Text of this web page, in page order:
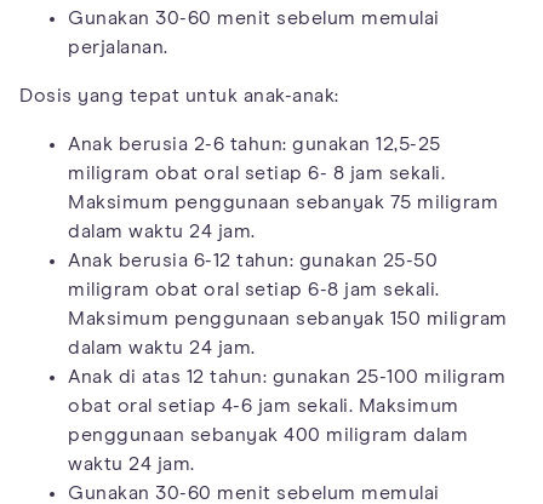
Gunakan 30-60 menit sebelum memulai
perjalanan.
Dosis yang tepat untuk anak-anak:
Anak berusia 2-6 tahun: gunakan 12,5-25
miligram obat oral setiap 6- 8 jam sekali.
Maksimum penggunaan sebanyak 75 miligram
dalam waktu 24 jam.
Anak berusia 6-12 tahun: gunakan 25-50
miligram obat oral setiap 6-8 jam sekali.
Maksimum penggunaan sebanyak 150 miligram
dalam waktu 24 jam.
Anak di atas 12 tahun: gunakan 25-100 miligram
obat oral setiap 4-6 jam sekali. Maksimum
penggunaan sebanyak 400 miligram dalam
waktu 24 jam.
Gunakan 30-60 menit sebelum memulai